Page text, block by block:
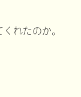
れたのか。